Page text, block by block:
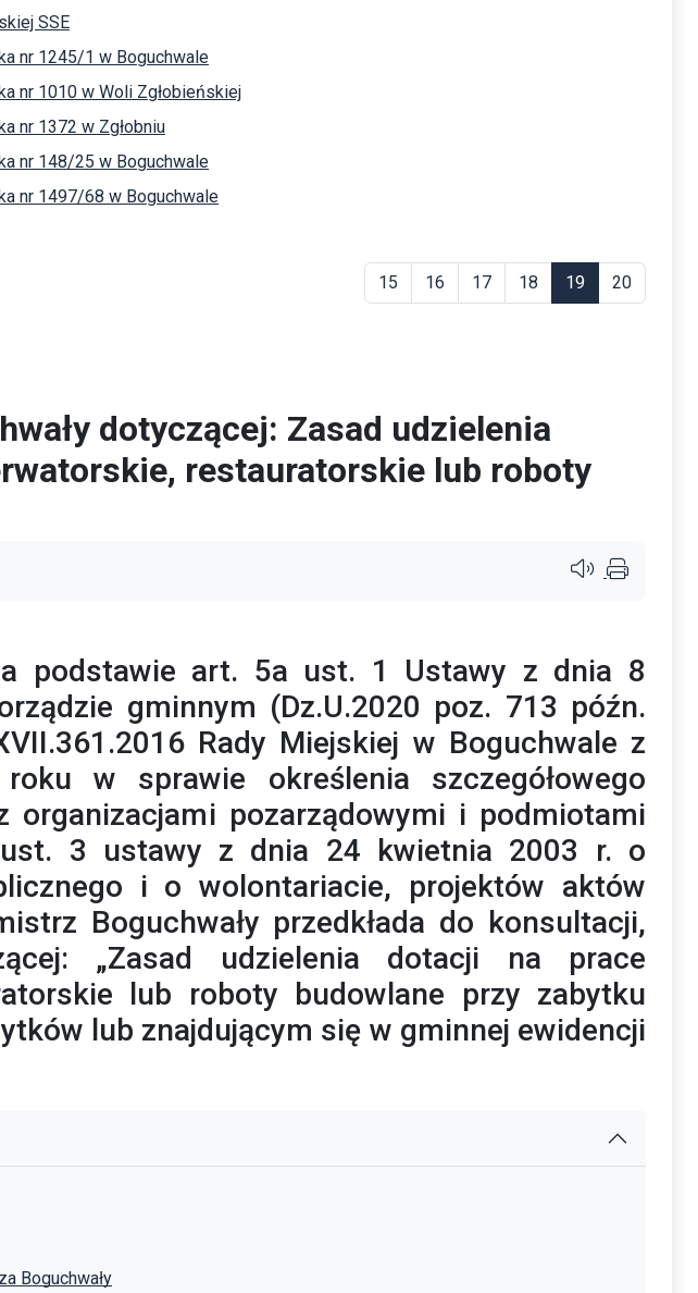
SSE
nr 1245/1 w Boguchwale
nr 1010 w Woli Zgłobieńskiej
nr 1372 w Zgłobniu
nr 148/25 w Boguchwale
nr 1497/68 w Boguchwale
15 16 17 18 19 20
dotyczącej: Zasad udzielenia
restauratorskie lub roboty
Przycisk systemu
podstawie art. 5a ust. 1 Ustawy z dnia 8
gminnym (Dz.U.2020 poz. 713 późn.
Rady Miejskiej w Boguchwale z
w sprawie określenia szczegółowego
organizacjami pozarządowymi i podmiotami
3 ustawy z dnia 24 kwietnia 2003 r. o
i o wolontariacie, projektów aktów
Boguchwały przedkłada do konsultacji,
„Zasad udzielenia dotacji na prace
lub roboty budowlane przy zabytku
lub znajdującym się w gminnej ewidencji
Boguchwały